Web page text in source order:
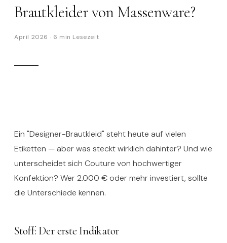
Brautkleider von Massenware?
April 2026 · 6 min Lesezeit
Ein "Designer-Brautkleid" steht heute auf vielen
Etiketten — aber was steckt wirklich dahinter? Und wie
unterscheidet sich Couture von hochwertiger
Konfektion? Wer 2.000 € oder mehr investiert, sollte
die Unterschiede kennen.
Stoff: Der erste Indikator